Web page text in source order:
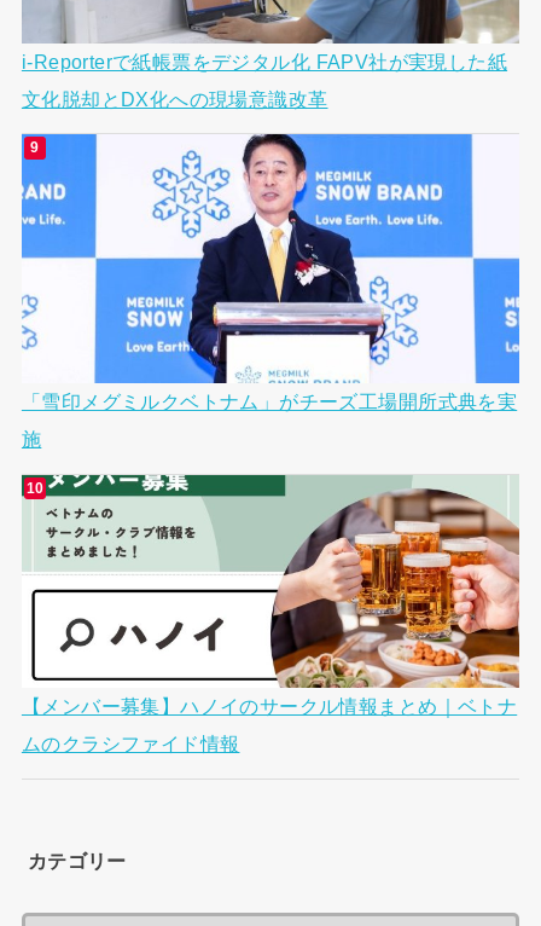
i-Reporterで紙帳票をデジタル化 FAPV社が実現した紙
文化脱却とDX化への現場意識改革
「雪印メグミルクベトナム」がチーズ工場開所式典を実
施
【メンバー募集】ハノイのサークル情報まとめ｜ベトナ
ムのクラシファイド情報
カテゴリー